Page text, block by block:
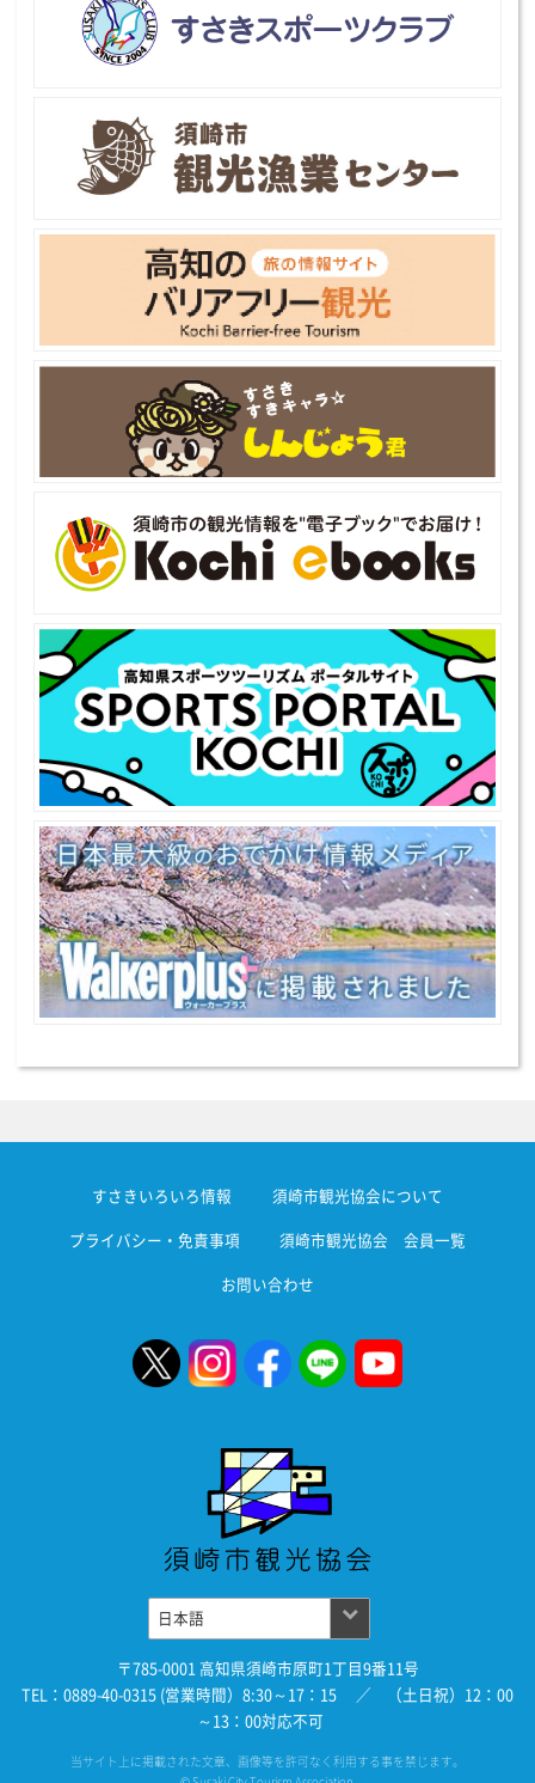
すさきいろいろ情報 須崎市観光協会について
プライバシー・免責事項 須崎市観光協会 会員一覧
お問い合わせ
〒785-0001 高知県須崎市原町1丁目9番11号
TEL：0889-40-0315 (営業時間）8:30～17：15 ／ （土日祝）12：00
～13：00対応不可
当サイト上に掲載された文章、画像等を許可なく利用する事を禁じます。